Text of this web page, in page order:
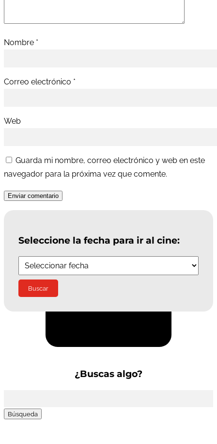
Nombre *
Correo electrónico *
Web
Guarda mi nombre, correo electrónico y web en este
navegador para la próxima vez que comente.
Enviar comentario
Seleccione la fecha para ir al cine:
¿Buscas algo?